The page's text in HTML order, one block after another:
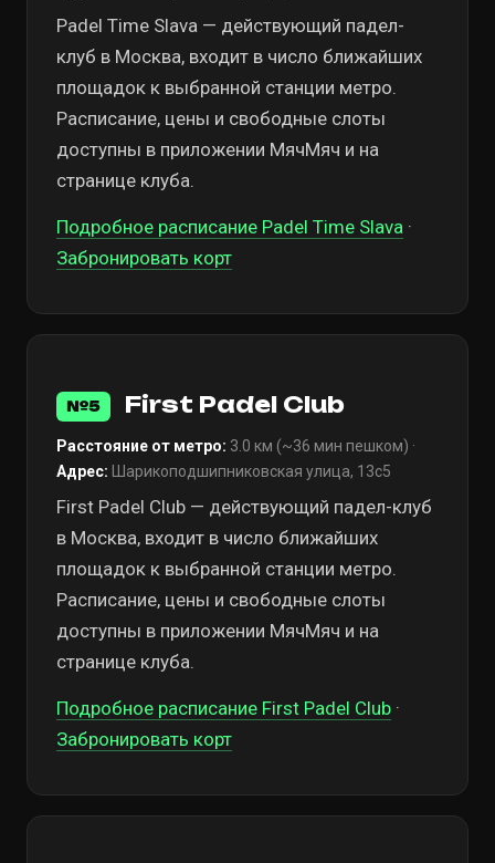
Padel Time Slava — действующий падел-
клуб в Москва, входит в число ближайших
площадок к выбранной станции метро.
Расписание, цены и свободные слоты
доступны в приложении МячМяч и на
странице клуба.
Подробное расписание Padel Time Slava ·
Забронировать корт
№5 First Padel Club
Расстояние от метро: 3.0 км (~36 мин пешком) ·
Адрес: Шарикоподшипниковская улица, 13с5
First Padel Club — действующий падел-клуб
в Москва, входит в число ближайших
площадок к выбранной станции метро.
Расписание, цены и свободные слоты
доступны в приложении МячМяч и на
странице клуба.
Подробное расписание First Padel Club ·
Забронировать корт